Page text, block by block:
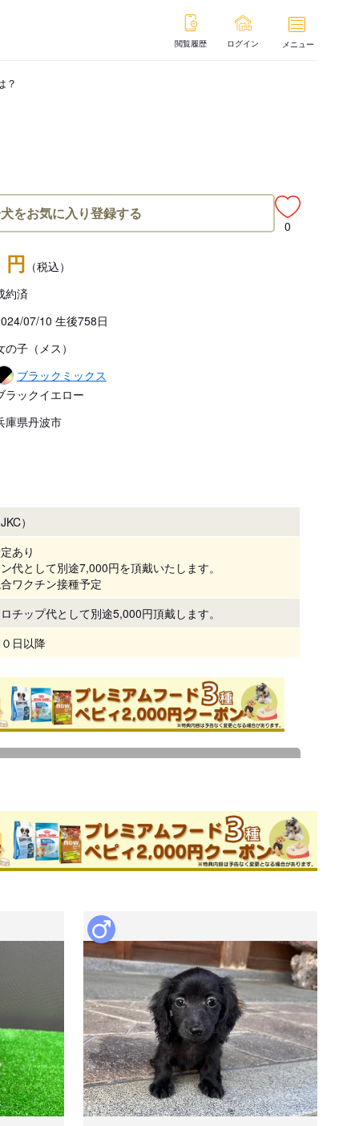
閲覧履歴 ログイン メニュー
？
をお気に入り登録する
0
円 （税込）
約済
07/10 生後758日
の子（メス）
ブラックミックス
ラックイエロー
庫県丹波市
）
あり
代として別途7,000円を頂戴いたします。
ワクチン接種予定
チップ代として別途5,000円頂戴します。
日以降
リーダー
このブリーダーの詳細
歴２０年以上、お迎え後もしっかりサ
犬をお迎えする方も安心してくださ
の専門ブリーダーです。